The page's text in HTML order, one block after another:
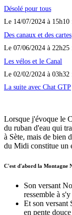
Désolé pour tous
Le 14/07/2024 à 15h10
Des canaux et des cartes
Le 07/06/2024 à 22h25
Les vélos et le Canal
Le 02/02/2024 à 03h32
La suite avec Chat GTP
Lorsque j'évoque le
du ruban d'eau qui
à Sète, mais de bien
du Midi constitue un
C'est d'abord la Montagne
Son versant
ressemble à
Et son versant
en pente